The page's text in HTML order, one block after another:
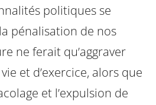
politiques se
pénalisation de nos
ne ferait qu’aggraver
et d’exercice, alors que
et l’expulsion de